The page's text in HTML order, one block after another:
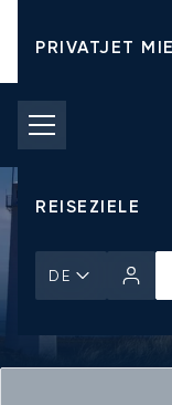
PRIVATJET
PRIVATJETS
REISEZIELE
DE